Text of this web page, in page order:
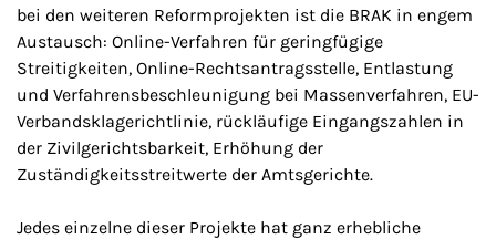
bei den weiteren Reformprojekten ist die BRAK in engem
Austausch: Online-Verfahren für geringfügige
Streitigkeiten, Online-Rechtsantragsstelle, Entlastung
und Verfahrensbeschleunigung bei Massenverfahren, EU-
Verbandsklagerichtlinie, rückläufige Eingangszahlen in
der Zivilgerichtsbarkeit, Erhöhung der
Zuständigkeitsstreitwerte der Amtsgerichte.
Jedes einzelne dieser Projekte hat ganz erhebliche